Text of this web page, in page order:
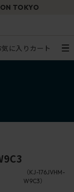
TOKYO
気に入り カート
（KJ-176JVHM-
W9C3）